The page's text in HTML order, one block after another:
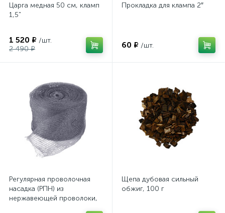
Царга медная 50 см, кламп
1,5"
1 520 ₽ /шт.
2 490 ₽
Прокладка для клампа 2″
60 ₽ /шт.
Регулярная проволочная
насадка (РПН) из
нержавеющей проволоки,
Щепа дубовая сильный
обжиг, 100 г